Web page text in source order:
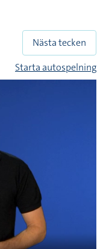
Nästa tecken
Starta autospelning